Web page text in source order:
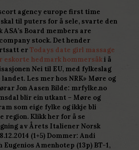
agency europe first time
til puters for å sele, svarte den
Board members are
stock. Det hender
erTodays date girl massage
eskorte hedmark hommersåki å
Nei til EU, med fylkeslag
Les mer hos NRK» Møre og
Jon Aasen Bilde: mrfylke.no
blir ein utkant – Møre og
som eige fylke og ikkje bli
region. Klikk her for å se
av Årets Italiener Norsk
(1+5) Dommer: Andi
Eugenios Amenhotep (13p) BT-1,